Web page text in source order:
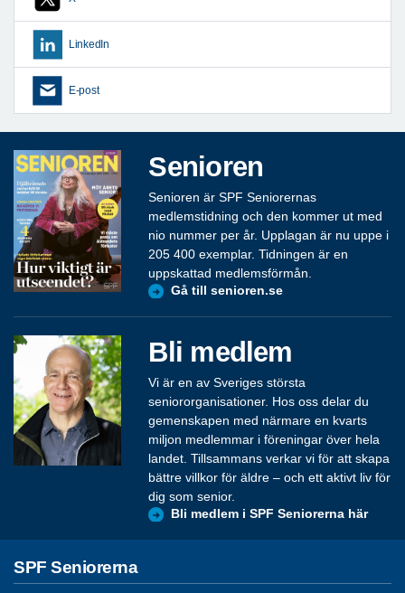
LinkedIn
E-post
Senioren
Senioren är SPF Seniorernas
medlemstidning och den kommer ut med
nio nummer per år. Upplagan är nu uppe i
205 400 exemplar. Tidningen är en
uppskattad medlemsförmån.
Gå till senioren.se
Bli medlem
Vi är en av Sveriges största
seniororganisationer. Hos oss delar du
gemenskapen med närmare en kvarts
miljon medlemmar i föreningar över hela
landet. Tillsammans verkar vi för att skapa
bättre villkor för äldre – och ett aktivt liv för
dig som senior.
Bli medlem i SPF Seniorerna här
SPF Seniorerna